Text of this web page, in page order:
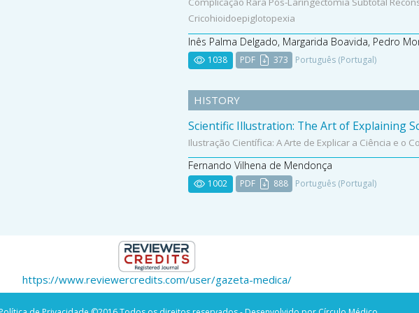
Cricohioidoepiglotopexia
Inês Palma Delgado, Margarida Boavida, Pedro
1038 PDF 373 Português (Portugal)
HISTORY
Scientific Illustration: The Art of Explaining
Ilustração Científica: A Arte de Explicar a Ciência e o
Fernando Vilhena de Mendonça
1002 PDF 888 Português (Portugal)
https://www.reviewercredits.com/user/gazeta-medica/